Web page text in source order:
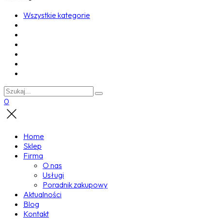
Wszystkie kategorie
0
Home
Sklep
Firma
O nas
Usługi
Poradnik zakupowy
Aktualności
Blog
Kontakt